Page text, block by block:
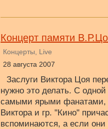
Концерт памяти
Концерты, Live
28 августа 2007
Заслуги Виктора Цоя
нужно это делать. С
самыми ярыми фанатами,
Виктора и гр. "Кино"
вспоминаются, а если они